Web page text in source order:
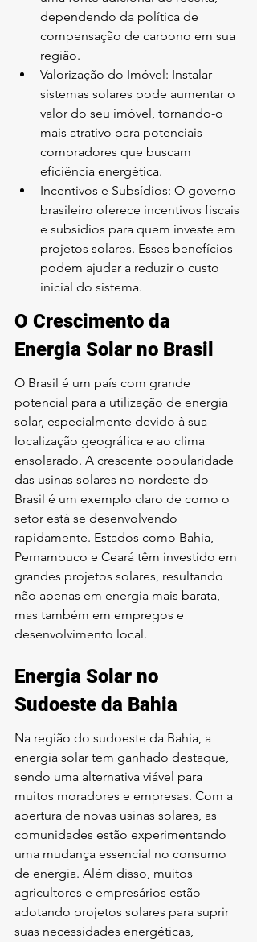
dependendo da política de
compensação de carbono em sua
região.
Valorização do Imóvel: Instalar
sistemas solares pode aumentar o
valor do seu imóvel, tornando-o
mais atrativo para potenciais
compradores que buscam
eficiência energética.
Incentivos e Subsídios: O governo
brasileiro oferece incentivos fiscais
e subsídios para quem investe em
projetos solares. Esses benefícios
podem ajudar a reduzir o custo
inicial do sistema.
O Crescimento da
Energia Solar no Brasil
O Brasil é um país com grande
potencial para a utilização de energia
solar, especialmente devido à sua
localização geográfica e ao clima
ensolarado. A crescente popularidade
das usinas solares no nordeste do
Brasil é um exemplo claro de como o
setor está se desenvolvendo
rapidamente. Estados como Bahia,
Pernambuco e Ceará têm investido em
grandes projetos solares, resultando
não apenas em energia mais barata,
mas também em empregos e
desenvolvimento local.
Energia Solar no
Sudoeste da Bahia
Na região do sudoeste da Bahia, a
energia solar tem ganhado destaque,
sendo uma alternativa viável para
muitos moradores e empresas. Com a
abertura de novas usinas solares, as
comunidades estão experimentando
uma mudança essencial no consumo
de energia. Além disso, muitos
agricultores e empresários estão
adotando projetos solares para suprir
suas necessidades energéticas,